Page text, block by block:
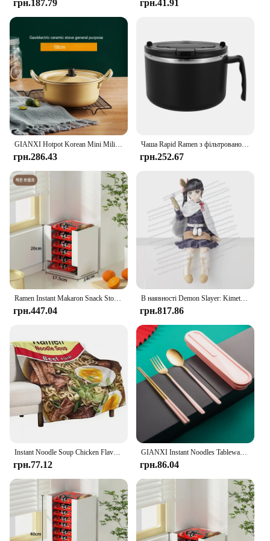
грн.187.79 грн.41.91
GIANXI Hotpot Korean Mini Military Noodle Pot Cookware Ramen Camping Pot Double Ears With Lid Stockpot Instant Noodles Pot
грн.286.43
Чаша Rapid Ramen з фільтрованою кришкою 1200 мл Міска для локшини Ramen для мікрохвильової печі Миска для приготування рамен без бісфенолу А з ручкою для гуртожитку коледжу
грн.252.67
грн.447.04
В наявності Demon Slayer: Kimetsu No Yaiba Figure Tanjiro Zenitsu Nezuko Sitting Position Doll Instant Noodle Press
грн.817.86
грн.77.12
GIANXI Instant Noodles Tableware Set With Cutlery Box Stainless Steel Chopsticks Spoon Fork Set Kitchen Dinnerware Flatware
грн.86.04